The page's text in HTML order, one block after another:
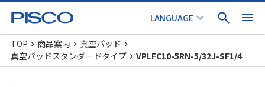
TOP 商品案内
真空パッド
真空パッドスタンダードタイプ
VPLFC10-5RN-5/32J-SF1/4